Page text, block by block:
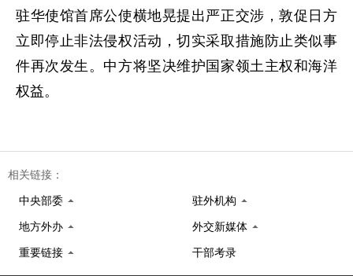
驻华使馆首席公使横地晃提出严正交涉，敦促日方
立即停止非法侵权活动，切实采取措施防止类似事
件再次发生。中方将坚决维护国家领土主权和海洋
权益。
相关链接：
中央部委 驻外机构
地方外办 外交新媒体
重要链接 干部考录